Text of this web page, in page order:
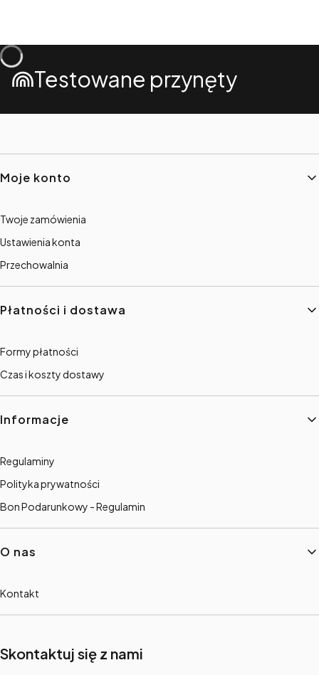
Testowane przynęty
Linki w stopce
Moje konto
Twoje zamówienia
Ustawienia konta
Przechowalnia
Płatności i dostawa
Formy płatności
Czas i koszty dostawy
Informacje
Regulaminy
Polityka prywatności
Bon Podarunkowy - Regulamin
O nas
Kontakt
Skontaktuj się z nami